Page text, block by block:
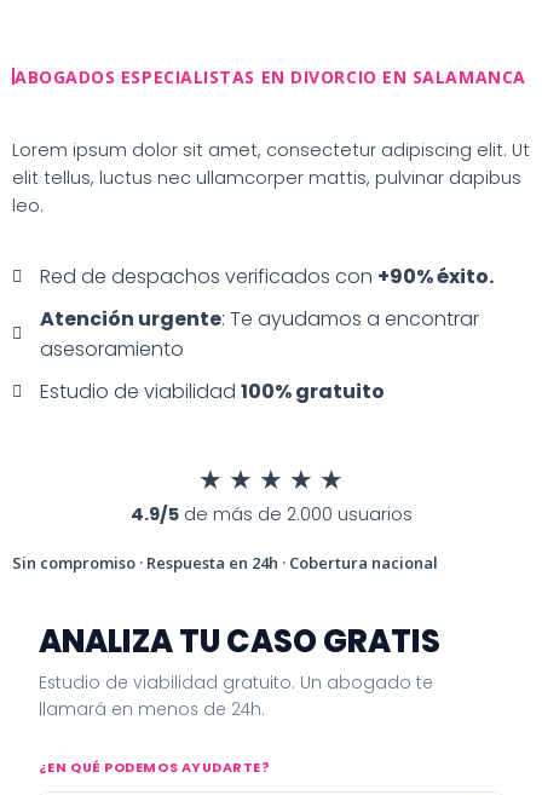
contenido
ABOGADOS ESPECIALISTAS EN DIVORCIO EN SALAMANCA
Lorem ipsum dolor sit amet, consectetur adipiscing elit. Ut
elit tellus, luctus nec ullamcorper mattis, pulvinar dapibus
leo.
Red de despachos verificados con +90% éxito.
Atención urgente: Te ayudamos a encontrar
asesoramiento
Estudio de viabilidad 100% gratuito
★ ★ ★ ★ ★
4.9/5de más de 2.000 usuarios
Sin compromiso · Respuesta en 24h · Cobertura nacional
ANALIZA TU CASO GRATIS
Estudio de viabilidad gratuito. Un abogado te
llamará en menos de 24h.
¿EN QUÉ PODEMOS AYUDARTE?